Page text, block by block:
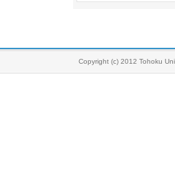
Copyright (c) 2012 Tohoku